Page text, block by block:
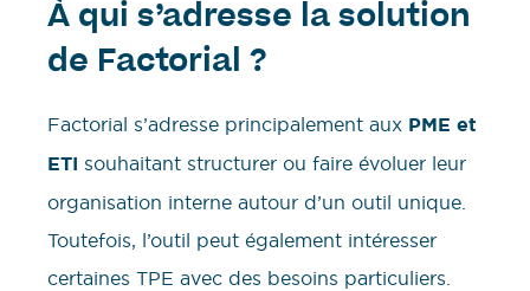
À qui s’adresse la solution
de Factorial ?
Factorial s’adresse principalement aux PME et
ETI souhaitant structurer ou faire évoluer leur
organisation interne autour d’un outil unique.
Toutefois, l’outil peut également intéresser
certaines TPE avec des besoins particuliers.